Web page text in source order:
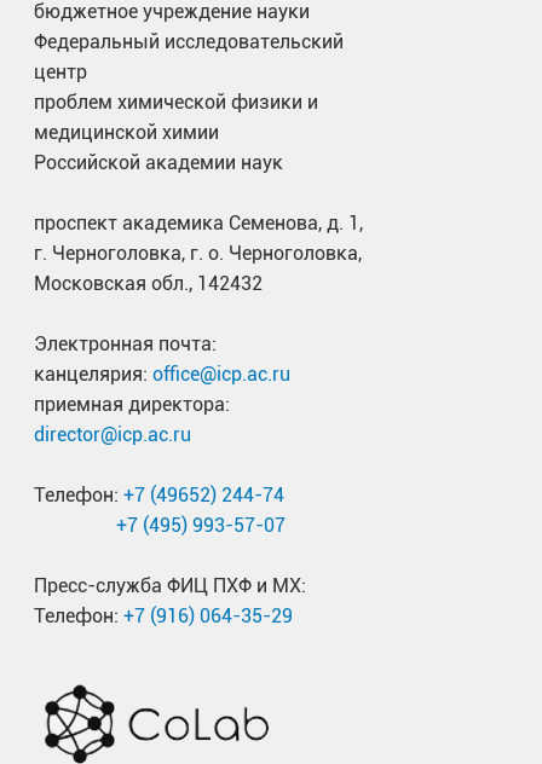
бюджетное учреждение науки
Федеральный исследовательский
центр
проблем химической физики и
медицинской химии
Российской академии наук
проспект академика Семенова, д. 1,
г. Черноголовка, г. о. Черноголовка,
Московская обл., 142432
Электронная почта:
канцелярия: office@icp.ac.ru
приемная директора:
director@icp.ac.ru
Телефон: +7 (49652) 244-74
+7 (495) 993-57-07
Пресс-служба ФИЦ ПХФ и МХ:
Телефон: +7 (916) 064-35-29